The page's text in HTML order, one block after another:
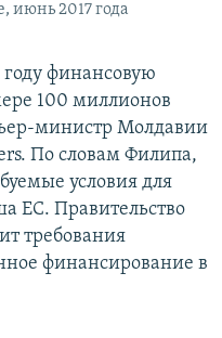
июнь 2017 года
финансовую
100 миллионов
министр Молдавии
По словам Филипа,
условия для
ЕС. Правительство
требования
финансирование в